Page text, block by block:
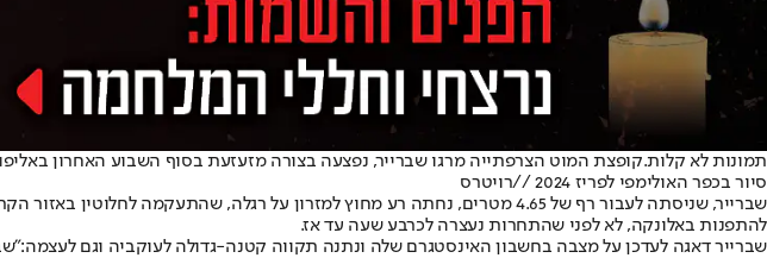
תמונות לא קלות.קופצת המוט הצרפתייה מרגו שברייר, נפצעה בצורה מזעזעת בסוף השבוע האחרון
סיור בכפר האולימפי לפריז 2024 //רויטרס
שברייר, שניסתה לעבור רף של 4.65 מטרים, נחתה רע מחוץ למזרון על רגלה,
להתפנות באלונקה, לא לפני שהתחרות נעצרה לכרבע שעה עד אז.
שברייר דאגה לעדכן על מצבה בחשבון האינסטגרם שלה ונתנה תקווה קטנה-גדולה לעוקביה וגם לעצמה: